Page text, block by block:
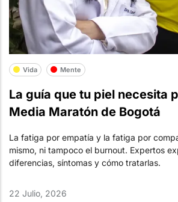
Vida Mente
La guía que tu piel necesita
Media Maratón de Bogotá
La fatiga por empatía y la fatiga por
mismo, ni tampoco el burnout. Expertos
diferencias, síntomas y cómo tratarlas.
22 Julio, 2026